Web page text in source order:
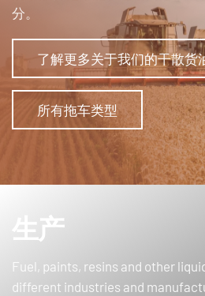
分。
了解更多关于我们的干散货
所有拖车类型
生产
Fuel, paints, resins and other
different industries and